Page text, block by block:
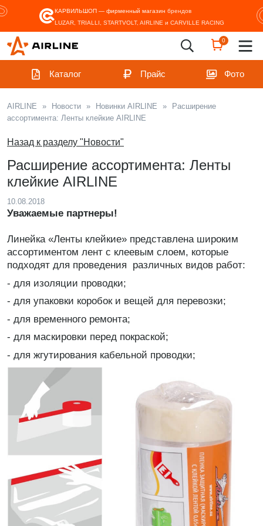
КАРВИЛЬШОП — фирменный магазин брендов
LUZAR, TRIALLI, STARTVOLT, AIRLINE и CARVILLE RACING
0
Каталог Прайс Фото
AIRLINE » Новости » Новинки AIRLINE »
Расширение
ассортимента: Ленты клейкие AIRLINE
Назад к разделу "Новости"
Расширение ассортимента: Ленты
клейкие AIRLINE
10.08.2018
Уважаемые партнеры!
Линейка «Ленты клейкие» представлена широким
ассортиментом лент с клеевым слоем, которые
подходят для проведения различных видов работ:
- для изоляции проводки;
- для упаковки коробок и вещей для перевозки;
- для временного ремонта;
- для маскировки перед покраской;
- для жгутирования кабельной проводки;